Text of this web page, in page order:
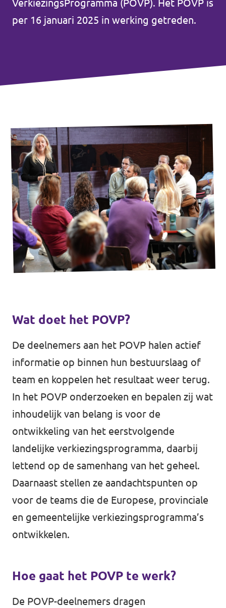
Contact
Volt There - Buitenlandstichting Volt
Charge - Wetenschappelijk Platform Volt
VerkiezingsProgramma (POVP). Het POVP is
per 16 januari 2025 in werking getreden.
Wat doet het POVP?
De deelnemers aan het POVP halen actief
informatie op binnen hun bestuurslaag of
team en koppelen het resultaat weer terug.
In het POVP onderzoeken en bepalen zij wat
inhoudelijk van belang is voor de
ontwikkeling van het eerstvolgende
landelijke verkiezingsprogramma, daarbij
lettend op de samenhang van het geheel.
Daarnaast stellen ze aandachtspunten op
voor de teams die de Europese, provinciale
en gemeentelijke verkiezingsprogramma’s
ontwikkelen.
Hoe gaat het POVP te werk?
De POVP-deelnemers dragen